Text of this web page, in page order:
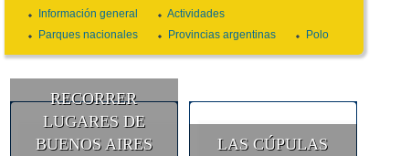
Información general
Actividades
Parques nacionales
Provincias argentinas Polo
RECORRER
LUGARES DE
BUENOS AIRES
LAS CÚPULAS